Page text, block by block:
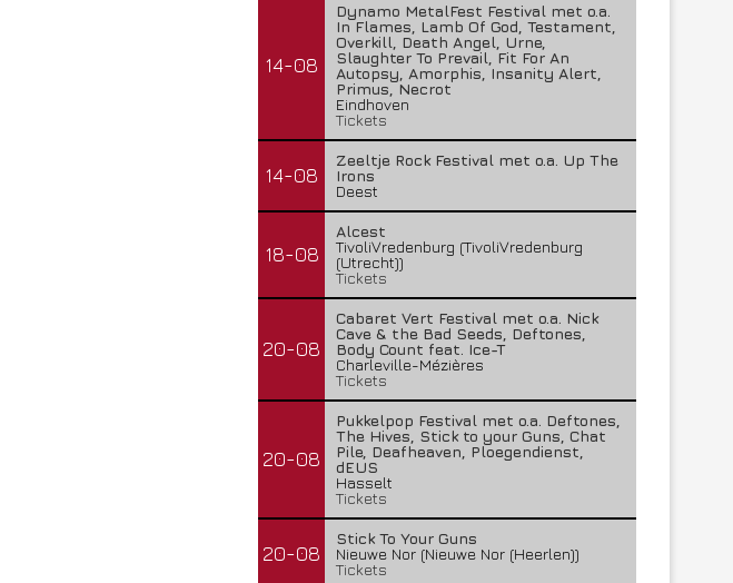
14-08
Dynamo MetalFest Festival met o.a.
In Flames, Lamb Of God, Testament,
Overkill, Death Angel, Urne,
Slaughter To Prevail, Fit For An
Autopsy, Amorphis, Insanity Alert,
Primus, Necrot
Eindhoven
Tickets
14-08
Zeeltje Rock Festival met o.a. Up The
Irons
Deest
18-08
Alcest
TivoliVredenburg (TivoliVredenburg
(Utrecht))
Tickets
20-08
Cabaret Vert Festival met o.a. Nick
Cave & the Bad Seeds, Deftones,
Body Count feat. Ice-T
Charleville-Mézières
Tickets
20-08
Pukkelpop Festival met o.a. Deftones,
The Hives, Stick to your Guns, Chat
Pile, Deafheaven, Ploegendienst,
dEUS
Hasselt
Tickets
20-08
Stick To Your Guns
Nieuwe Nor (Nieuwe Nor (Heerlen))
Tickets